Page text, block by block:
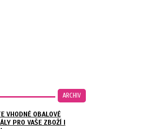
ARCHIV
VHODNÉ OBALOVÉ
PRO VAŠE ZBOŽÍ I